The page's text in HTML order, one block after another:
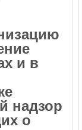
и в
надзор
о